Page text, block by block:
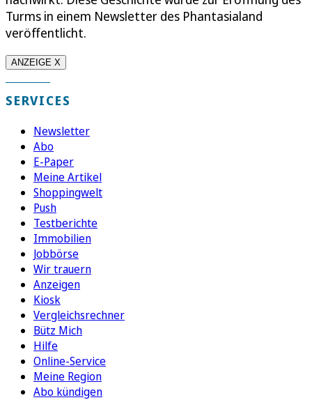
Turms in einem Newsletter des Phantasialand
veröffentlicht.
ANZEIGE X
SERVICES
Newsletter
Abo
E-Paper
Meine Artikel
Shoppingwelt
Push
Testberichte
Immobilien
Jobbörse
Wir trauern
Anzeigen
Kiosk
Vergleichsrechner
Bütz Mich
Hilfe
Online-Service
Meine Region
Abo kündigen